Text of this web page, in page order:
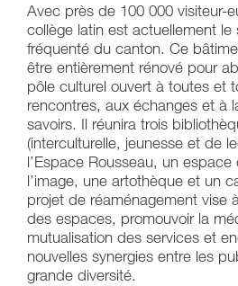
Avec près de 100 000 visiteur-
collège latin est actuellement le
fréquenté du canton. Ce
être entièrement rénové pour
pôle culturel ouvert à toutes et
rencontres, aux échanges et à
savoirs. Il réunira trois
(interculturelle, jeunesse et de
l’Espace Rousseau, un espace
l’image, une artothèque et un
projet de réaménagement vise
des espaces, promouvoir la
mutualisation des services et
nouvelles synergies entre les
grande diversité.